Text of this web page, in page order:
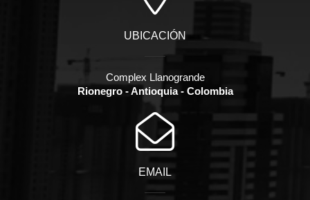
UBICACIÓN
Complex Llanogrande
Rionegro - Antioquia - Colombia
EMAIL